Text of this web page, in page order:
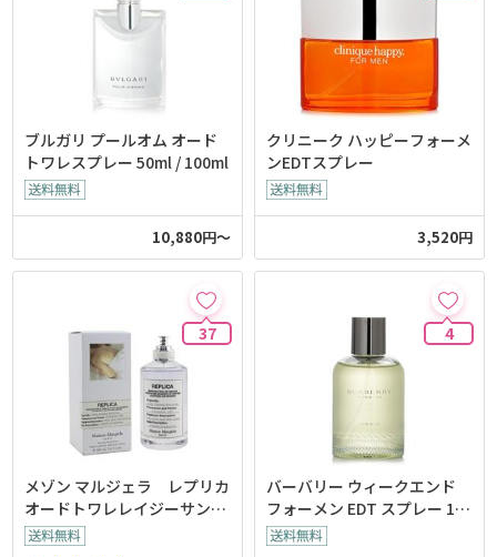
ブルガリ プールオム オード
トワレスプレー 50ml / 100ml
10,880円～
クリニーク ハッピーフォーメ
ンEDTスプレー
3,520円
37
メゾン マルジェラ レプリカ
オードトワレレイジーサンデ
ーモーニング100ml
4
バーバリー ウィークエンド
フォーメン EDT スプレー 10
0ml